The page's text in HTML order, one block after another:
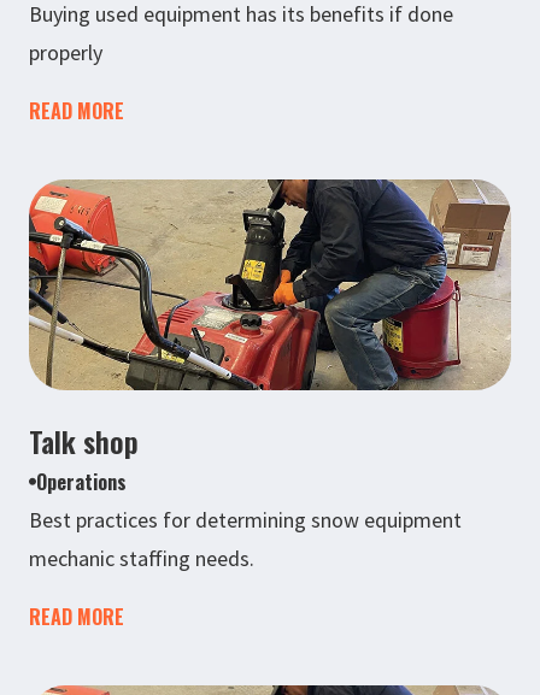
Buying used equipment has its benefits if done
properly
READ MORE
Talk shop
Operations
Best practices for determining snow equipment
mechanic staffing needs.
READ MORE